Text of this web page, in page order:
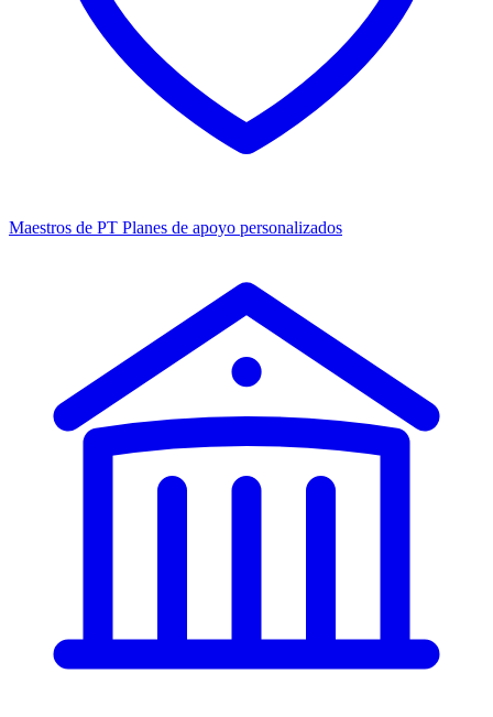
Maestros de PT Planes de apoyo personalizados